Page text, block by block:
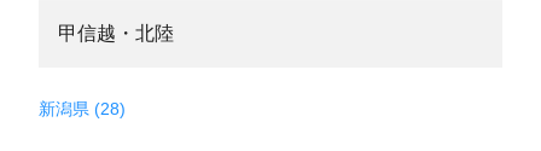
甲信越・北陸
新潟県 (28)